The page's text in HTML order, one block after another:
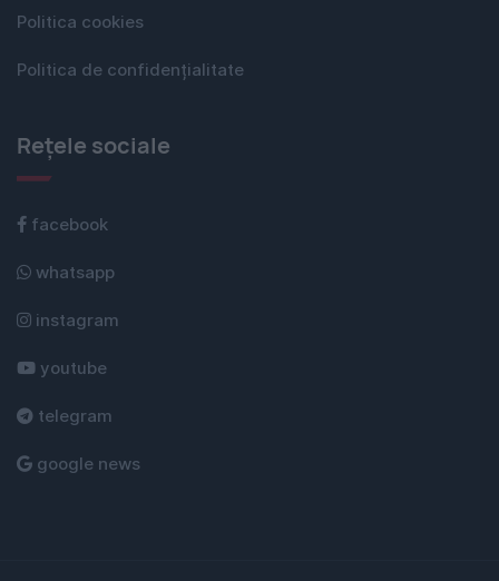
Politica cookies
Politica de confidențialitate
Rețele sociale
facebook
whatsapp
instagram
youtube
telegram
google news